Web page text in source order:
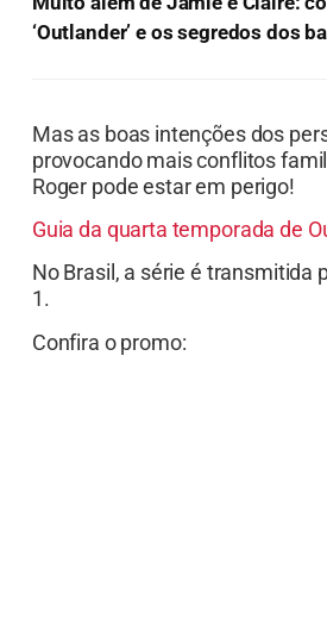
‘Outlander’ e os segredos dos
Mas as boas intenções dos
provocando mais conflitos
Roger pode estar em perigo!
Guia da quarta temporada de
No Brasil, a série é transmitida
1.
Confira o promo: